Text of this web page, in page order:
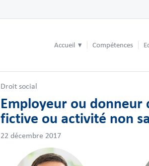
Accueil Compétences
Droit social
Employeur ou donneur
fictive ou activité non
22 décembre 2017